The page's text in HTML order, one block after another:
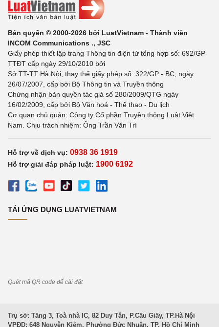
Bản quyền © 2000-2026 bởi LuatVietnam - Thành viên
INCOM Communications ., JSC
Giấy phép thiết lập trang Thông tin điện tử tổng hợp số: 692/GP-
TTĐT cấp ngày 29/10/2010 bởi
Sở TT-TT Hà Nội, thay thế giấy phép số: 322/GP - BC, ngày
26/07/2007, cấp bởi Bộ Thông tin và Truyền thông
Chứng nhận bản quyền tác giả số 280/2009/QTG ngày
16/02/2009, cấp bởi Bộ Văn hoá - Thể thao - Du lịch
Cơ quan chủ quản: Công ty Cổ phần Truyền thông Luật Việt
Nam. Chịu trách nhiệm: Ông Trần Văn Trí
Hỗ trợ về dịch vụ: 0938 36 1919
Hỗ trợ giải đáp pháp luật: 1900 6192
TẢI ỨNG DỤNG LUATVIETNAM
Quét mã QR code để cài đặt
Trụ sở: Tầng 3, Toà nhà IC, 82 Duy Tân, P.Cầu Giấy, TP.Hà Nội
VPĐD: 648 Nguyễn Kiệm, Phường Đức Nhuận, TP. Hồ Chí Minh